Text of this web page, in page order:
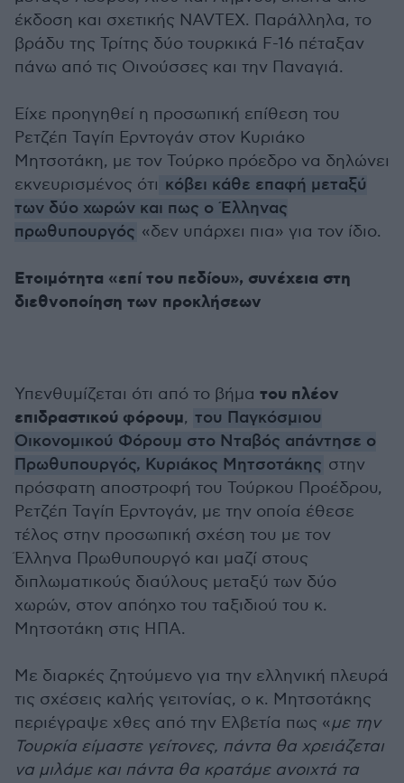
έκδοση και σχετικής NAVTEX. Παράλληλα, το
βράδυ της Τρίτης δύο τουρκικά F-16 πέταξαν
πάνω από τις Οινούσσες και την Παναγιά.
Είχε προηγηθεί η προσωπική επίθεση του
Ρετζέπ Ταγίπ Ερντογάν στον Κυριάκο
Μητσοτάκη, με τον Τούρκο πρόεδρο να δηλώνει
εκνευρισμένος ότι κόβει κάθε επαφή μεταξύ
των δύο χωρών και πως ο Έλληνας
πρωθυπουργός «δεν υπάρχει πια» για τον ίδιο.
Ετοιμότητα «επί του πεδίου», συνέχεια στη
διεθνοποίηση των προκλήσεων
Υπενθυμίζεται ότι από το βήμα του πλέον
επιδραστικού φόρουμ, του Παγκόσμιου
Οικονομικού Φόρουμ στο Νταβός απάντησε ο
Πρωθυπουργός, Κυριάκος Μητσοτάκης στην
πρόσφατη αποστροφή του Τούρκου Προέδρου,
Ρετζέπ Ταγίπ Ερντογάν, με την οποία έθεσε
τέλος στην προσωπική σχέση του με τον
Έλληνα Πρωθυπουργό και μαζί στους
διπλωματικούς διαύλους μεταξύ των δύο
χωρών, στον απόηχο του ταξιδιού του κ.
Μητσοτάκη στις ΗΠΑ.
Με διαρκές ζητούμενο για την ελληνική πλευρά
τις σχέσεις καλής γειτονίας, ο κ. Μητσοτάκης
περιέγραψε χθες από την Ελβετία πως «με την
Τουρκία είμαστε γείτονες, πάντα θα χρειάζεται
να μιλάμε και πάντα θα κρατάμε ανοιχτά τα